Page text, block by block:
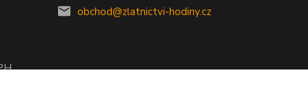
obchod@zlatnictvi-hodiny.cz